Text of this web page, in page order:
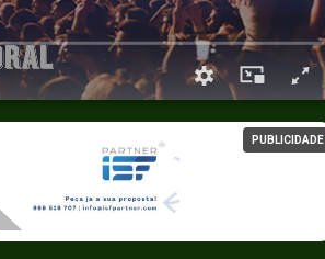
PUBLICIDADE